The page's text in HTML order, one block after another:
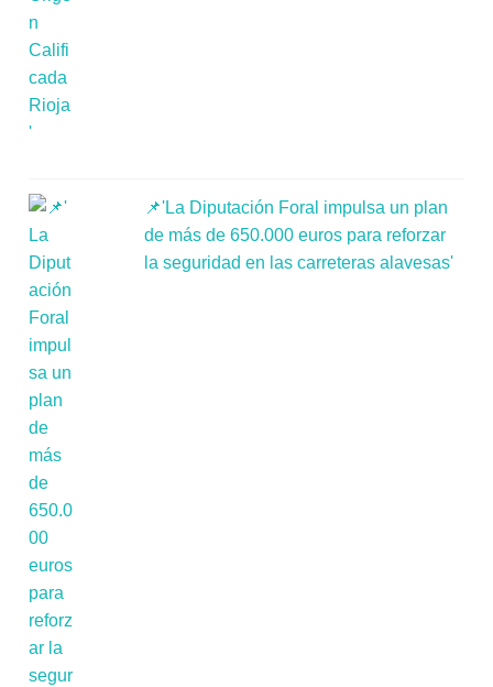
📌'La Diputación Foral impulsa un plan
de más de 650.000 euros para reforzar
la seguridad en las carreteras alavesas'